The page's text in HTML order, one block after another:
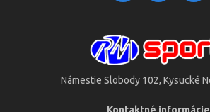
Námestie Slobody 102, Kysucké